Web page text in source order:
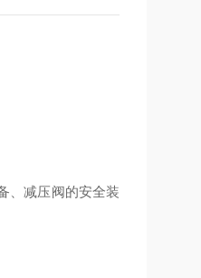
、减压阀的安全装